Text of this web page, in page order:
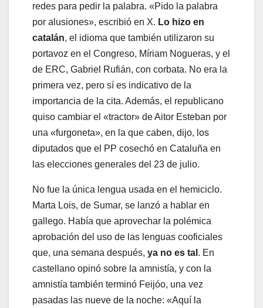
redes para pedir la palabra. «Pido la palabra
por alusiones», escribió en X. Lo hizo en
catalán, el idioma que también utilizaron su
portavoz en el Congreso, Míriam Nogueras, y el
de ERC, Gabriel Rufián, con corbata. No era la
primera vez, pero sí es indicativo de la
importancia de la cita. Además, el republicano
quiso cambiar el «tractor» de Aitor Esteban por
una «furgoneta», en la que caben, dijo, los
diputados que el PP cosechó en Cataluña en
las elecciones generales del 23 de julio.
No fue la única lengua usada en el hemiciclo.
Marta Lois, de Sumar, se lanzó a hablar en
gallego. Había que aprovechar la polémica
aprobación del uso de las lenguas cooficiales
que, una semana después, ya no es tal . En
castellano opinó sobre la amnistía, y con la
amnistía también terminó Feijóo, una vez
pasadas las nueve de la noche: «Aquí la